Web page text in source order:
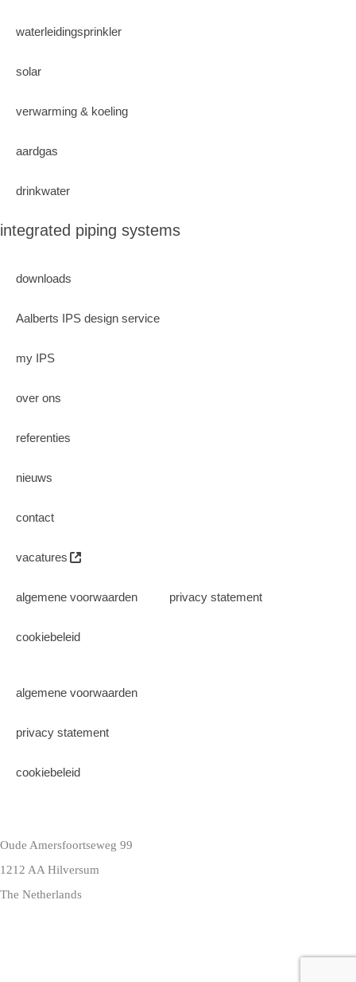
waterleidingsprinkler
solar
verwarming & koeling
aardgas
drinkwater
integrated piping systems
downloads
Aalberts IPS design service
my IPS
over ons
referenties
nieuws
contact
vacatures
algemene voorwaarden privacy statement
cookiebeleid
algemene voorwaarden
privacy statement
cookiebeleid
Oude Amersfoortseweg 99
1212 AA Hilversum
The Netherlands